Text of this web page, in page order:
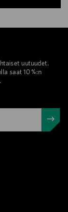
uutuudet.
saat 10 %:n